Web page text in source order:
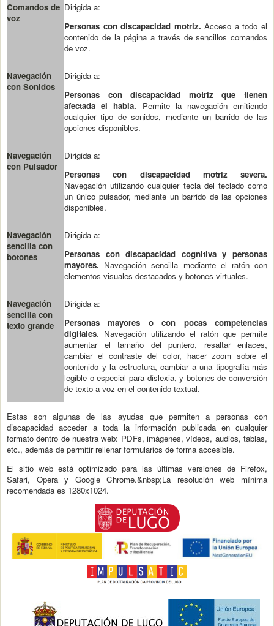
Comandos de
voz
Dirigida a:
Personas con discapacidad motriz. Acceso a todo el
contenido de la página a través de sencillos comandos
de voz.
Navegación
con Sonidos
Dirigida a:
Personas con discapacidad motriz que tienen
afectada el habla. Permite la navegación emitiendo
cualquier tipo de sonidos, mediante un barrido de las
opciones disponibles.
Navegación
con Pulsador
Dirigida a:
Personas con discapacidad motriz severa.
Navegación utilizando cualquier tecla del teclado como
un único pulsador, mediante un barrido de las opciones
disponibles.
Navegación
sencilla con
botones
Dirigida a:
Personas con discapacidad cognitiva y personas
mayores. Navegación sencilla mediante el ratón con
elementos visuales destacados y botones virtuales.
Navegación
sencilla con
texto grande
Dirigida a:
Personas mayores o con pocas competencias
digitales. Navegación utilizando el ratón que permite
aumentar el tamaño del puntero, resaltar enlaces,
cambiar el contraste del color, hacer zoom sobre el
contenido y la estructura, cambiar a una tipografía más
legible o especial para dislexia, y botones de conversión
de texto a voz en el contenido textual.
Estas son algunas de las ayudas que permiten a personas con
discapacidad acceder a toda la información publicada en cualquier
formato dentro de nuestra web: PDFs, imágenes, vídeos, audios, tablas,
etc., además de permitir rellenar formularios de forma accesible.
El sitio web está optimizado para las últimas versiones de Firefox,
Safari, Opera y Google Chrome.&nbsp;La resolución web mínima
recomendada es 1280x1024.